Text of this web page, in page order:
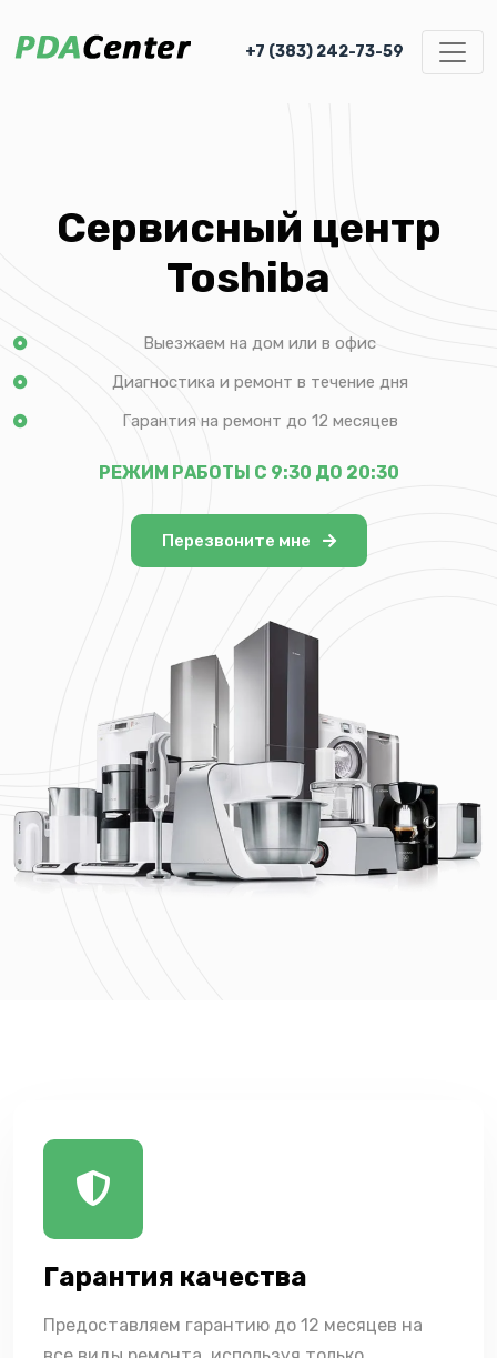
+7 (383) 242-73-59
Сервисный центр
Toshiba
Выезжаем на дом или в офис
Диагностика и ремонт в течение дня
Гарантия на ремонт до 12 месяцев
РЕЖИМ РАБОТЫ С 9:30 ДО 20:30
Перезвоните мне
Гарантия качества
Предоставляем гарантию до 12 месяцев на